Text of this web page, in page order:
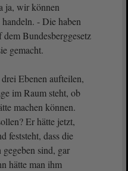
ja, wir können
- Die haben
Bundesberggesetz
gemacht.
Ebenen aufteilen,
im Raum steht, ob
machen können.
Er hätte jetzt,
feststeht, dass die
gegeben sind, gar
hätte man ihm